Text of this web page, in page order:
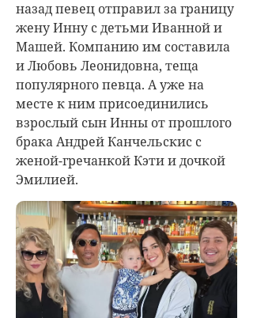
назад певец отправил за границу
жену Инну с детьми Иванной и
Машей. Компанию им составила
и Любовь Леонидовна, теща
популярного певца. А уже на
месте к ним присоединились
взрослый сын Инны от прошлого
бракаАндрей Канчельскис с
женой-гречанкой Кэти и дочкой
Эмилией.